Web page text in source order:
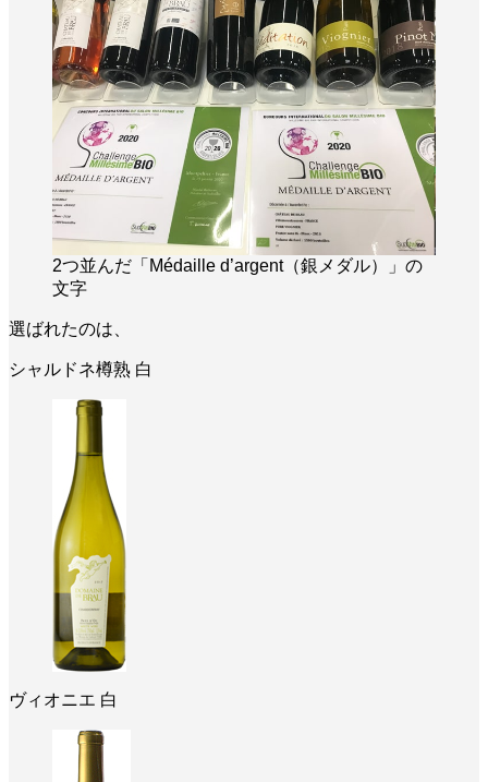
2つ並んだ「Médaille d’argent（銀メダル）」の
文字
選ばれたのは、
シャルドネ樽熟 白
ヴィオニエ 白